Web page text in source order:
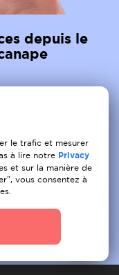
depuis le
le trafic et mesurer
à lire notre Privacy
et sur la manière de
vous consentez à